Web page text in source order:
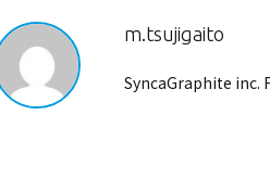
m.tsujigaito
SyncaGraphite inc.